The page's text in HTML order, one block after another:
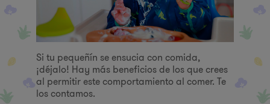
Si tu pequeñín se ensucia con comida,
¡déjalo! Hay más beneficios de los que crees
al permitir este comportamiento al comer. Te
los contamos.